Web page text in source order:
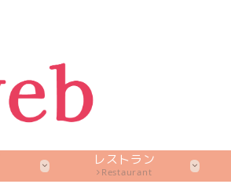
レストラン
Restaurant